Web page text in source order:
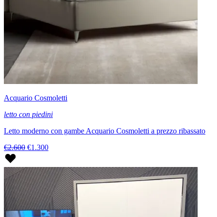
Acquario Cosmoletti
letto con piedini
Letto moderno con gambe Acquario Cosmoletti a prezzo ribassato
€2.600 €1.300